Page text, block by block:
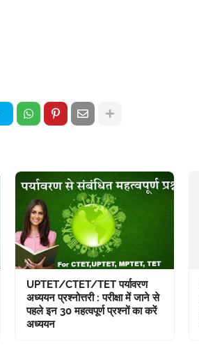
UPTET/CTET/TET पर्यावरण
अध्ययन प्रश्नोत्तरी : परीक्षा में जाने से
पहले इन 30 महत्वपूर्ण प्रश्नों का करें
अध्ययन